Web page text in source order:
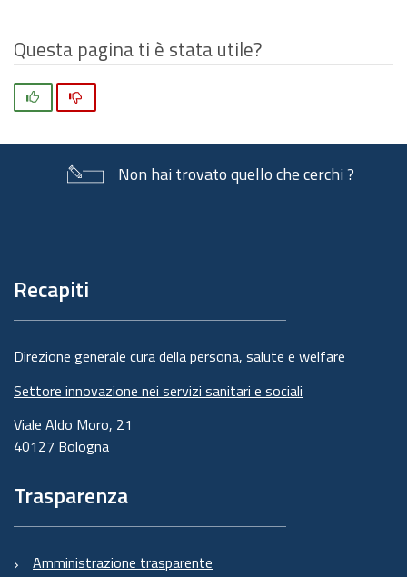
Questa pagina ti è stata utile?
Non hai trovato quello che cerchi ?
pagina
Recapiti
Direzione generale cura della persona, salute e welfare
Settore innovazione nei servizi sanitari e sociali
Viale Aldo Moro, 21
40127 Bologna
Trasparenza
Amministrazione trasparente